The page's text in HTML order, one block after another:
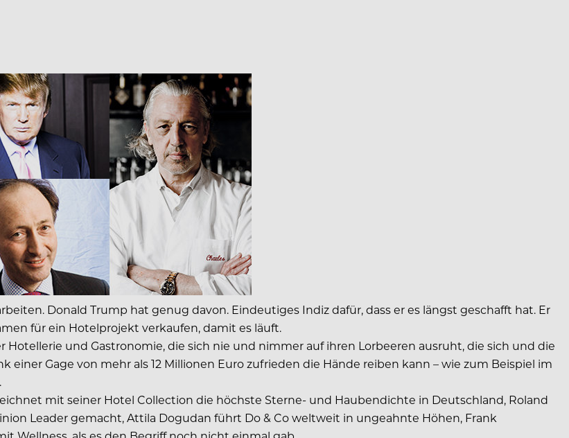
Donald Trump hat genug davon. Eindeutiges Indiz dafür, dass er es längst geschafft hat. Er
für ein Hotelprojekt verkaufen, damit es läuft.
Hotellerie und Gastronomie, die sich nie und nimmer auf ihren Lorbeeren ausruht, die sich und die
Gage von mehr als 12 Millionen Euro zufrieden die Hände reiben kann – wie zum Beispiel im
mit seiner Hotel Collection die höchste Sterne- und Haubendichte in Deutschland, Roland
Leader gemacht, Attila Dogudan führt Do & Co weltweit in ungeahnte Höhen, Frank